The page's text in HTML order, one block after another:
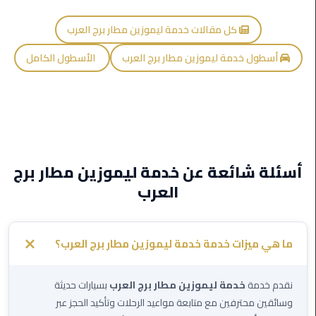
لاين
ليموزين
التجمع
ليموزين
كل مقالات خدمة ليموزين مطار برج العرب
أسطول خدمة ليموزين مطار برج العرب
الأسطول الكامل
أسئلة شائعة عن خدمة ليموزين مطار برج
العرب
ما هي ميزات خدمة خدمة ليموزين مطار برج العرب؟
نقدم خدمةخدمة ليموزين مطار برج العرببسيارات حديثة
وسائقين محترفين مع متابعة مواعيد الرحلات وتأكيد الحجز عبر